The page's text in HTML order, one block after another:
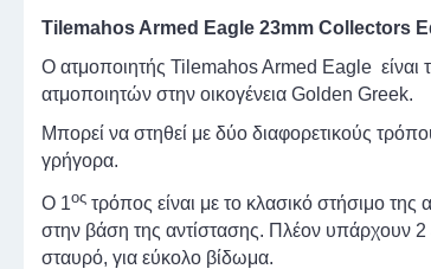
Tilemahos Armed Eagle 23mm Collectors
Ο ατμοποιητής Tilemahos Armed Eagle είναι
ατμοποιητών στην οικογένεια Golden Greek.
Μπορεί να στηθεί με δύο διαφορετικούς
γρήγορα.
Ο 1ος τρόπος είναι με το κλασικό στήσιμο της
στην βάση της αντίστασης. Πλέον υπάρχουν 2
σταυρό, για εύκολο βίδωμα.